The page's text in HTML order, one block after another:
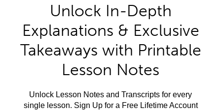
Unlock In-Depth
Explanations & Exclusive
Takeaways with Printable
Lesson Notes
Unlock Lesson Notes and Transcripts for every
single lesson. Sign Up for a Free Lifetime Account